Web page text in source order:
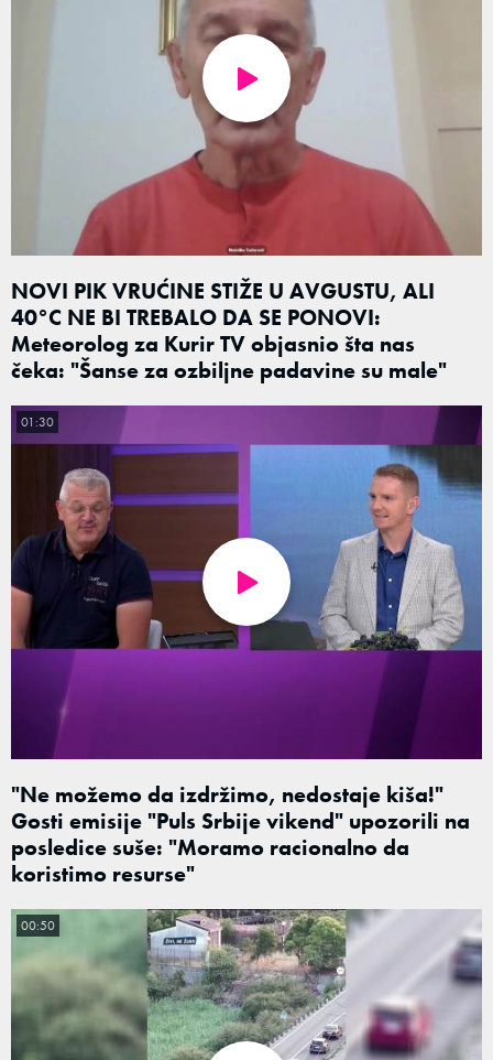
NOVI PIK VRUĆINE STIŽE U AVGUSTU, ALI
40°C NE BI TREBALO DA SE PONOVI:
Meteorolog za Kurir TV objasnio šta nas
čeka: "Šanse za ozbiljne padavine su male"
"Ne možemo da izdržimo, nedostaje kiša!"
Gosti emisije "Puls Srbije vikend" upozorili na
posledice suše: "Moramo racionalno da
koristimo resurse"
01:30
00:50